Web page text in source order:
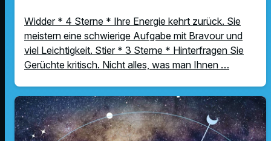
Widder * 4 Sterne * Ihre Energie kehrt zurück. Sie
meistern eine schwierige Aufgabe mit Bravour und
viel Leichtigkeit. Stier * 3 Sterne * Hinterfragen Sie
Gerüchte kritisch. Nicht alles, was man Ihnen …